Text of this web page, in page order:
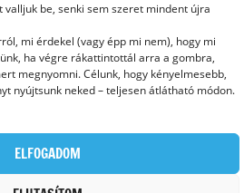
be, senki sem szeret mindent újra
mi érdekel (vagy épp mi nem), hogy mi
ha végre rákattintottál arra a gombra,
megnyomni. Célunk, hogy kényelmesebb,
nyújtsunk neked – teljesen átlátható módon.
ELFOGADOM